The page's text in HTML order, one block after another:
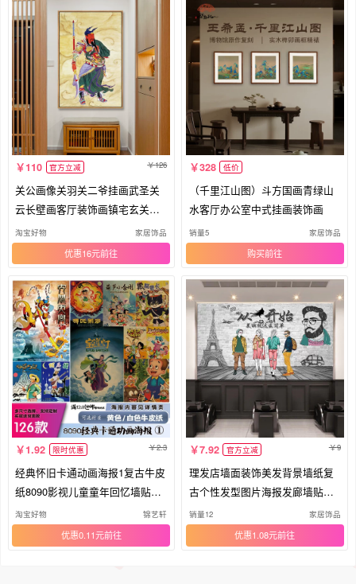
110 官方立减 126
关公画像关羽关二爷挂画武圣关
云长壁画客厅装饰画镇宅玄关画
竖版
淘宝好物 家居饰品
优惠16元
328 低价
（千里江山图）斗方国画青绿山
水客厅办公室中式挂画装饰画
销量5 家居饰品
购买
1.92 限时优惠 2.3
经典怀旧卡通动画海报1复古牛皮
纸8090影视儿童童年回忆墙贴画
报
淘宝好物 锦艺轩
优惠0.11元
7.92 官方立减 9
理发店墙面装饰美发背景墙纸复
古个性发型图片海报发廊墙贴自
粘画
销量12 家居饰品
优惠1.08元